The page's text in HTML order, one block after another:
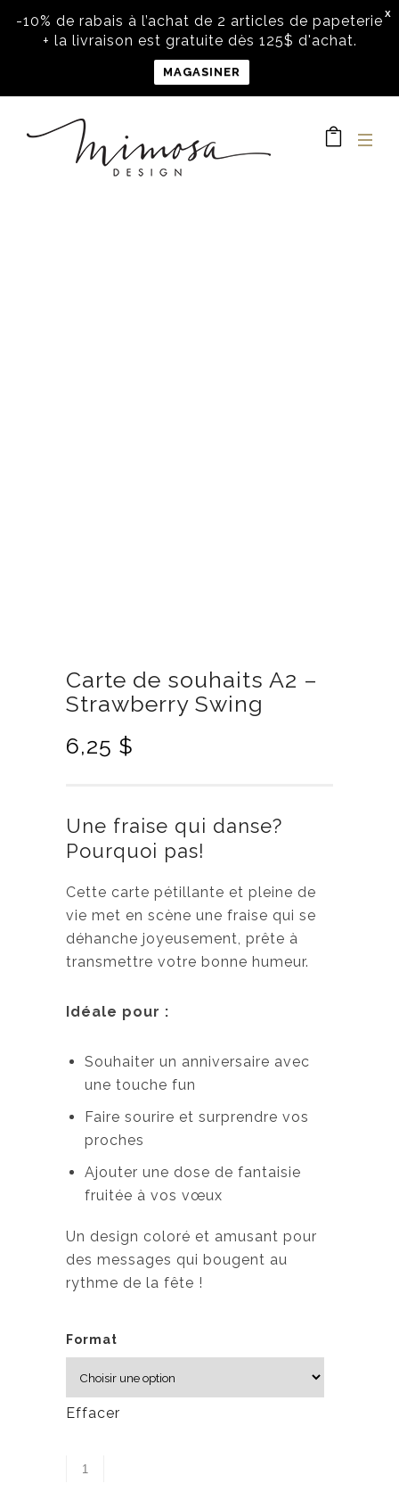
X
-10% de rabais à l’achat de 2 articles de papeterie
+ la livraison est gratuite dès 125$ d'achat.
MAGASINER
Carte de souhaits A2 –
Strawberry Swing
6,25 $
Une fraise qui danse?
Pourquoi pas!
Cette carte pétillante et pleine de
vie met en scène une fraise qui se
déhanche joyeusement, prête à
transmettre votre bonne humeur.
Idéale pour :
Souhaiter un anniversaire avec
une touche fun
Faire sourire et surprendre vos
proches
Ajouter une dose de fantaisie
fruitée à vos vœux
Un design coloré et amusant pour
des messages qui bougent au
rythme de la fête !
Format
Effacer